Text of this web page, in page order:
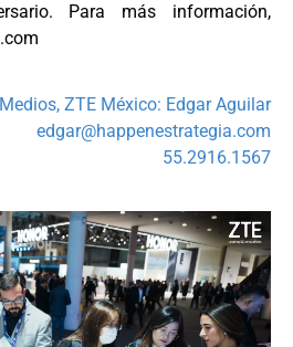
Para más información,
ZTE México: Edgar Aguilar
edgar@happenestrategia.com
55.2916.1567